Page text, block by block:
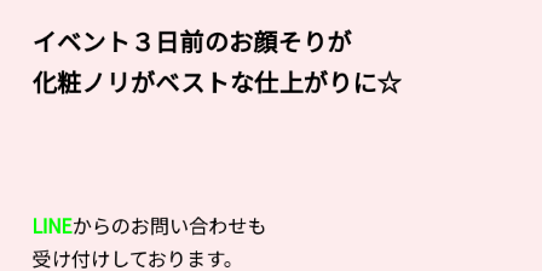
イベント３日前のお顔そりが
化粧ノリがベストな仕上がりに☆
LINEからのお問い合わせも
受け付けしております。